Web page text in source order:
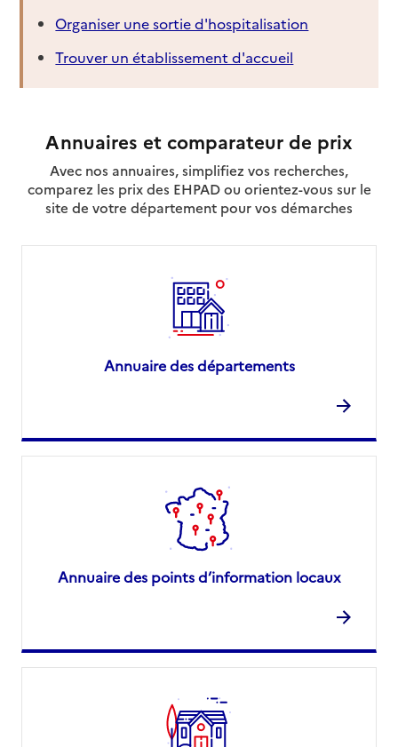
Organiser une sortie d'hospitalisation
Trouver un établissement d'accueil
Annuaires et comparateur de prix
Avec nos annuaires, simplifiez vos recherches,
comparez les prix des EHPAD ou orientez-vous sur le
site de votre département pour vos démarches
Annuaire des départements
Annuaire des points d’information locaux